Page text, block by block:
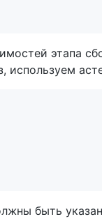
этапа
используем
быть